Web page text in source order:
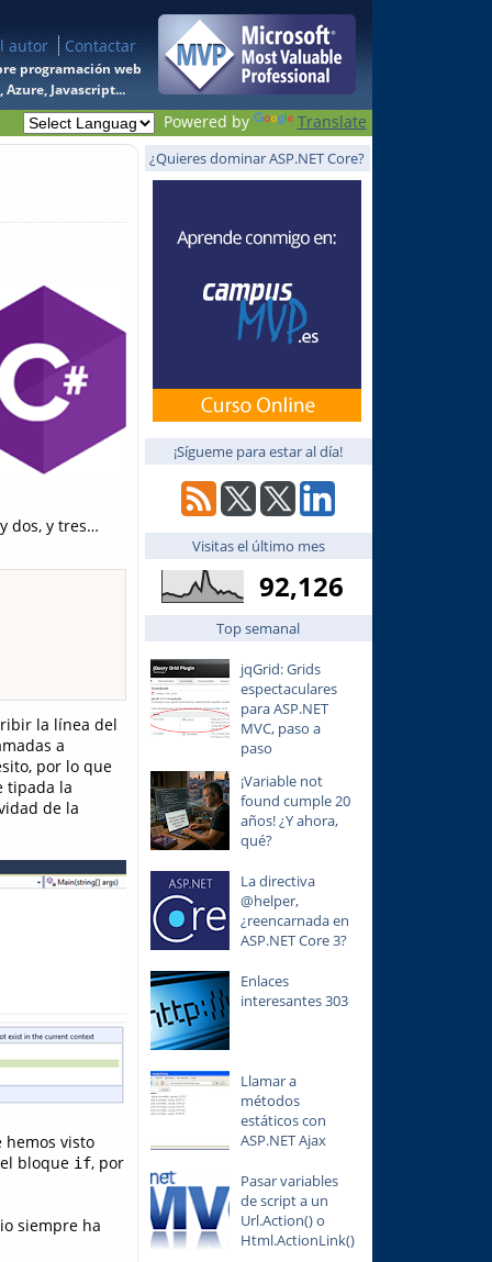
autor Contactar
programación web
Azure, Javascript...
Powered by Translate
dos, y tres…
la línea del
a
por lo que
tipada la
de la
visto
bloque if, por
siempre ha
¿Quieres dominar ASP.NET Core?
¡Sígueme para estar al día!
Visitas el último mes
92,126
Top semanal
jqGrid: Grids
espectaculares
para ASP.NET
MVC, paso a
paso
¡Variable not
found cumple 20
años! ¿Y ahora,
qué?
La directiva
@helper,
¿reencarnada en
ASP.NET Core 3?
Enlaces
interesantes 303
Llamar a
métodos
estáticos con
ASP.NET Ajax
Pasar variables
de script a un
Url.Action() o
Html.ActionLink()